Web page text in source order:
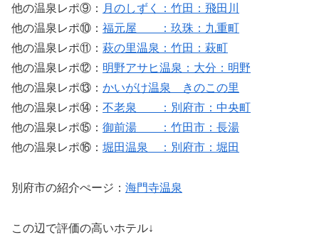
他の温泉レポ⑨： 月のしずく：竹田：飛田川
他の温泉レポ⑩： 福元屋 ：玖珠：九重町
他の温泉レポ⑪： 萩の里温泉：竹田：萩町
他の温泉レポ⑫： 明野アサヒ温泉：大分：明野
他の温泉レポ⑬： かいがけ温泉 きのこの里
他の温泉レポ⑭： 不老泉 ：別府市：中央町
他の温泉レポ⑮： 御前湯 ：竹田市：長湯
他の温泉レポ⑯： 堀田温泉 ：別府市：堀田
別府市の紹介ぺージ： 海門寺温泉
この辺で評価の高いホテル↓